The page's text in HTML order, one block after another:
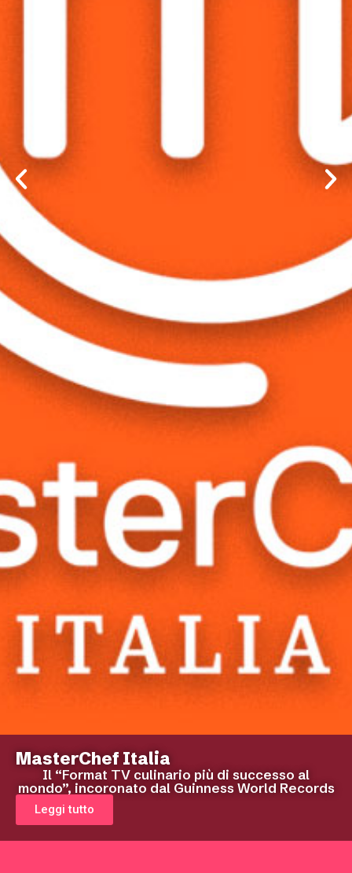
MasterChef Italia
Il “Format TV culinario più di successo al
mondo”, incoronato dal Guinness World Records
Leggi tutto